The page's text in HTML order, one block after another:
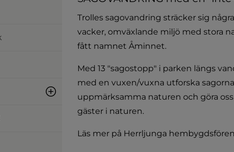
Trolles sagovandring sträcker sig
vacker, omväxlande miljö med stora
fått namnet Åminnet.
Med 13 "sagostopp" i parken längs
med en vuxen/vuxna utforska
uppmärksamma naturen och göra
gäster i naturen.
Läs mer på Herrljunga